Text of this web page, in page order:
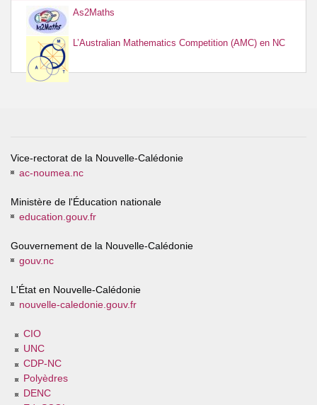
As2Maths
L’Australian Mathematics Competition (AMC) en NC
Vice-rectorat de la Nouvelle-Calédonie
ac-noumea.nc
Ministère de l'Éducation nationale
education.gouv.fr
Gouvernement de la Nouvelle-Calédonie
gouv.nc
L'État en Nouvelle-Calédonie
nouvelle-caledonie.gouv.fr
CIO
UNC
CDP-NC
Polyèdres
DENC